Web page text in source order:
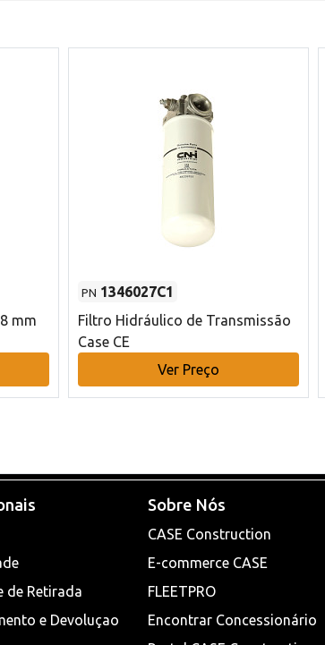
mm
PN 1346027C1
Filtro Hidráulico de Transmissão
Case CE
Ver Preço
de Retirada
e Devoluçao
Sobre Nós
CASE Construction
E-commerce CASE
FLEETPRO
Encontrar Concessionário